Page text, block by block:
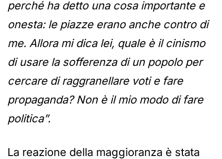
perché ha detto una cosa importante e
onesta: le piazze erano anche contro di
me. Allora mi dica lei, quale è il cinismo
di usare la sofferenza di un popolo per
cercare di raggranellare voti e fare
propaganda? Non è il mio modo di fare
politica”.
La reazione della maggioranza è stata